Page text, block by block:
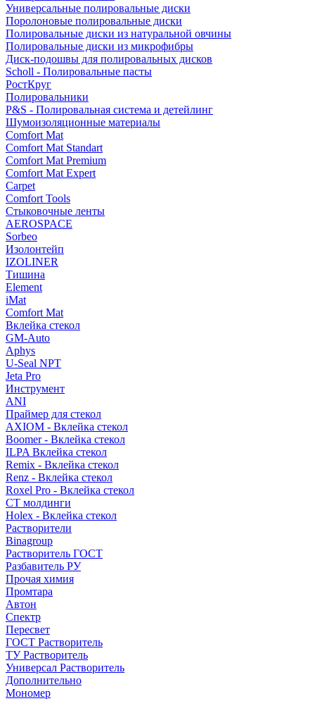
Универсальные полировальные диски
Поролоновые полировальные диски
Полировальные диски из натуральной овчины
Полировальные диски из микрофибры
Диск-подошвы для полировальных дисков
Scholl - Полировальные пасты
РостКруг
Полировальники
P&S - Полировальная система и детейлинг
Шумоизоляционные материалы
Comfort Mat
Comfort Mat Standart
Comfort Mat Premium
Comfort Mat Expert
Carpet
Comfort Tools
Стыковочные ленты
AEROSPACE
Sorbeo
Изолонтейп
IZOLINER
Тишина
Element
iMat
Comfort Mat
Вклейка стекол
GM-Auto
Aphys
U-Seal NPT
Jeta Pro
Инструмент
ANI
Праймер для стекол
AXIOM - Вклейка стекол
Boomer - Вклейка стекол
ILPA Вклейка стекол
Remix - Вклейка стекол
Renz - Вклейка стекол
Roxel Pro - Вклейка стекол
СТ молдинги
Holex - Вклейка стекол
Растворители
Binagroup
Растворитель ГОСТ
Разбавитель РУ
Прочая химия
Промтара
Автон
Спектр
Пересвет
ГОСТ Растворитель
ТУ Растворитель
Универсал Растворитель
Дополнительно
Мономер